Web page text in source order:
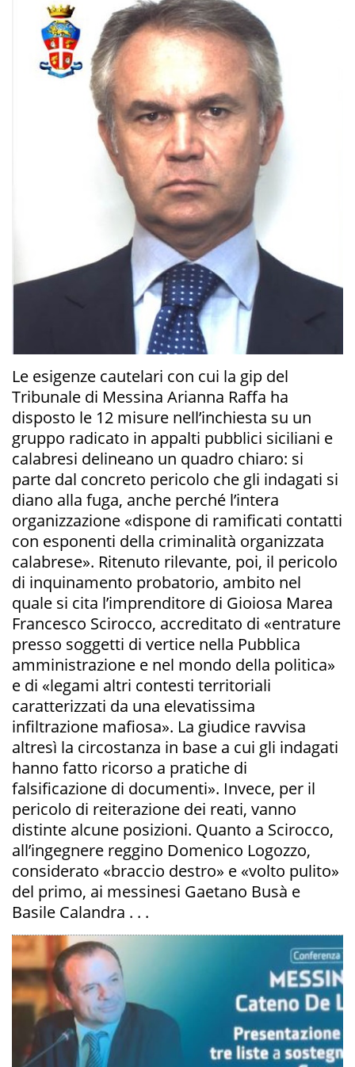
Le esigenze cautelari con cui la gip del
Tribunale di Messina Arianna Raffa ha
disposto le 12 misure nell’inchiesta su un
gruppo radicato in appalti pubblici siciliani e
calabresi delineano un quadro chiaro: si
parte dal concreto pericolo che gli indagati si
diano alla fuga, anche perché l’intera
organizzazione «dispone di ramificati contatti
con esponenti della criminalità organizzata
calabrese». Ritenuto rilevante, poi, il pericolo
di inquinamento probatorio, ambito nel
quale si cita l’imprenditore di Gioiosa Marea
Francesco Scirocco, accreditato di «entrature
presso soggetti di vertice nella Pubblica
amministrazione e nel mondo della politica»
e di «legami altri contesti territoriali
caratterizzati da una elevatissima
infiltrazione mafiosa». La giudice ravvisa
altresì la circostanza in base a cui gli indagati
hanno fatto ricorso a pratiche di
falsificazione di documenti». Invece, per il
pericolo di reiterazione dei reati, vanno
distinte alcune posizioni. Quanto a Scirocco,
all’ingegnere reggino Domenico Logozzo,
considerato «braccio destro» e «volto pulito»
del primo, ai messinesi Gaetano Busà e
Basile Calandra . . .